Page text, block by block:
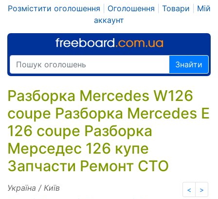
Розмістити оголошення Оголошення Товари
Мій
аккаунт
Знайти
Разборка Mercedes W126
coupe Разборка Mercedes E
126 coupe Разборка
Мерседес 126 купе
Запчасти Ремонт СТО
< >
Україна / Київ